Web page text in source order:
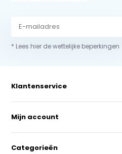
* Lees hier de wettelijke beperkingen
Klantenservice
Mijn account
Categorieën